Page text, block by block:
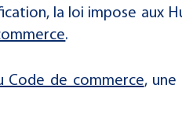
la loi impose aux
.
Code de commerce,